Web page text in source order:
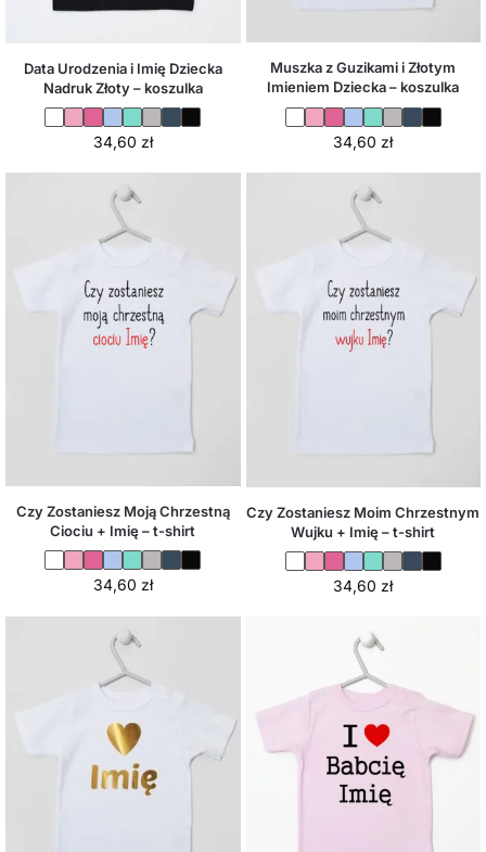
Data Urodzenia i Imię Dziecka
Nadruk Złoty – koszulka
34,60 zł
Muszka z Guzikami i Złotym
Imieniem Dziecka – koszulka
34,60 zł
Czy Zostaniesz Moją Chrzestną
Ciociu + Imię – t-shirt
34,60 zł
Czy Zostaniesz Moim Chrzestnym
Wujku + Imię – t-shirt
34,60 zł